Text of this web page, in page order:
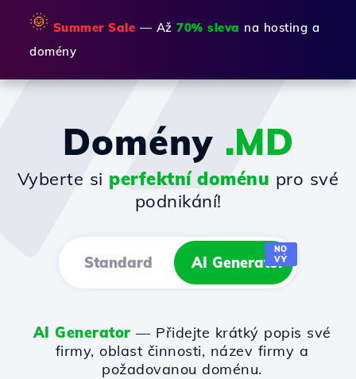
🌞 Summer Sale — Až 70% sleva na hosting a
domény
Domény .MD
Vyberte si perfektní doménu pro své
podnikání!
Standard AI Generator
NO
VÝ
AI Generator — Přidejte krátký popis své
firmy, oblast činnosti, název firmy a
požadovanou doménu.